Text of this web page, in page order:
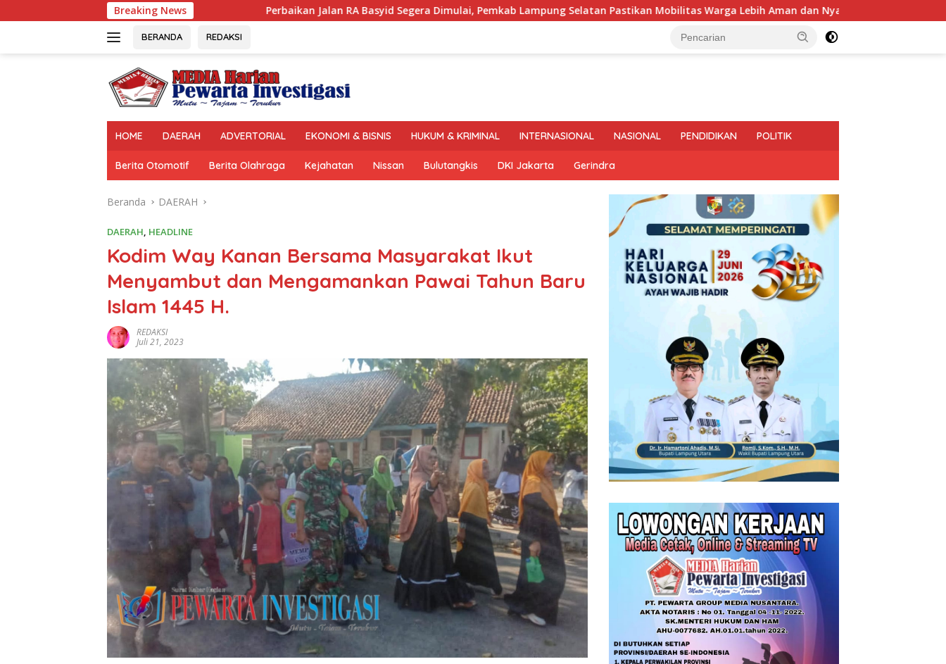
ke
Breaking NewsPerbaikan Jalan RA Basyid Segera Dimulai, Pemkab Lampung Selatan Pastikan Mobilitas Warga Lebih Aman dan Nyaman Diduga Bagi-Bagi Proyek,
BERANDA REDAKSI
HOME DAERAH ADVERTORIAL EKONOMI & BISNIS HUKUM & KRIMINAL INTERNASIONAL NASIONAL PENDIDIKAN POLITIK
Berita Otomotif Berita Olahraga Kejahatan Nissan Bulutangkis DKI Jakarta Gerindra
Beranda DAERAH
DAERAH, HEADLINE
Kodim Way Kanan Bersama Masyarakat Ikut
Menyambut dan Mengamankan Pawai Tahun Baru
Islam 1445 H.
REDAKSI
Juli 21, 2023